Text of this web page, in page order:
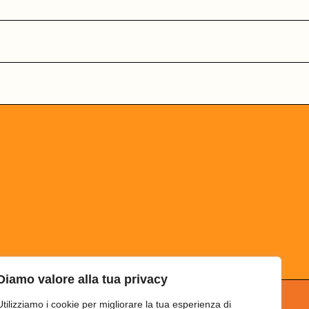
valore alla tua privacy
i cookie per migliorare la tua esperienza di